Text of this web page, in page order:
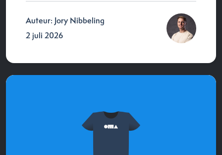
Auteur: Jory Nibbeling
2 juli 2026